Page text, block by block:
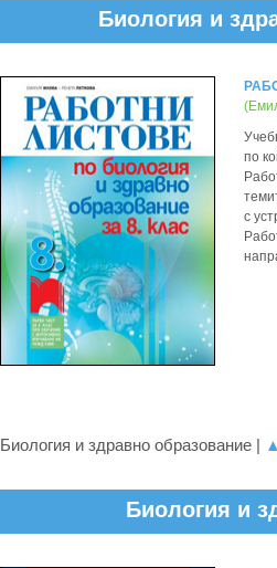
Биология и
по
с
Биология и здравно образование |
Биология и